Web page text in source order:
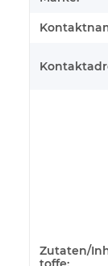
Zutaten/